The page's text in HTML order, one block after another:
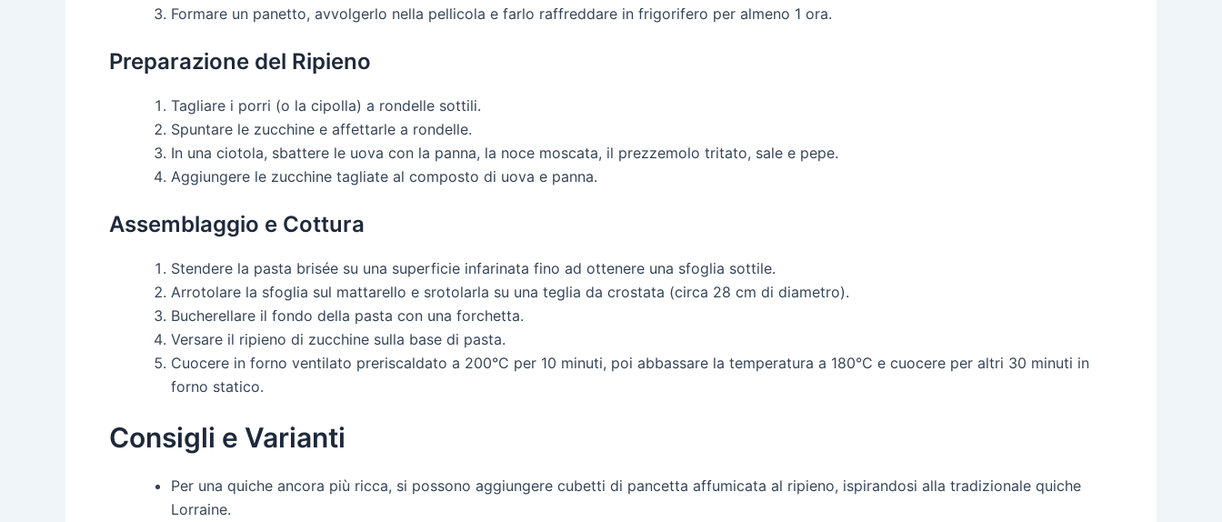
Formare un panetto, avvolgerlo nella pellicola e farlo raffreddare in frigorifero per almeno 1 ora.
Preparazione del Ripieno
Tagliare i porri (o la cipolla) a rondelle sottili.
Spuntare le zucchine e affettarle a rondelle.
In una ciotola, sbattere le uova con la panna, la noce moscata, il prezzemolo tritato, sale e pepe.
Aggiungere le zucchine tagliate al composto di uova e panna.
Assemblaggio e Cottura
Stendere la pasta brisée su una superficie infarinata fino ad ottenere una sfoglia sottile.
Arrotolare la sfoglia sul mattarello e srotolarla su una teglia da crostata (circa 28 cm di diametro).
Bucherellare il fondo della pasta con una forchetta.
Versare il ripieno di zucchine sulla base di pasta.
Cuocere in forno ventilato preriscaldato a 200°C per 10 minuti, poi abbassare la temperatura a 180°C e cuocere per altri 30 minuti in
forno statico.
Consigli e Varianti
Per una quiche ancora più ricca, si possono aggiungere cubetti di pancetta affumicata al ripieno, ispirandosi alla tradizionale quiche
Lorraine.